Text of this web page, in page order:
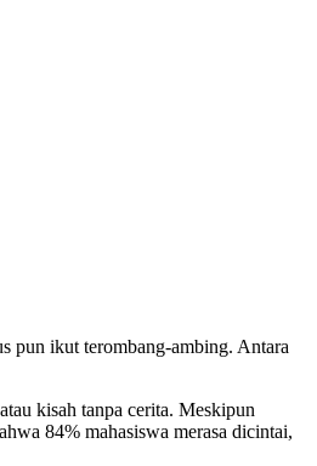
pun ikut terombang-ambing. Antara
kisah tanpa cerita. Meskipun
84% mahasiswa merasa dicintai,